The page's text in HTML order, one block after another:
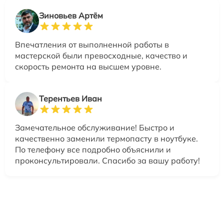
Зиновьев Артём
Впечатления от выполненной работы в
мастерской были превосходные, качество и
скорость ремонта на высшем уровне.
Терентьев Иван
Замечательное обслуживание! Быстро и
качественно заменили термопасту в ноутбуке.
По телефону все подробно объяснили и
проконсультировали. Спасибо за вашу работу!